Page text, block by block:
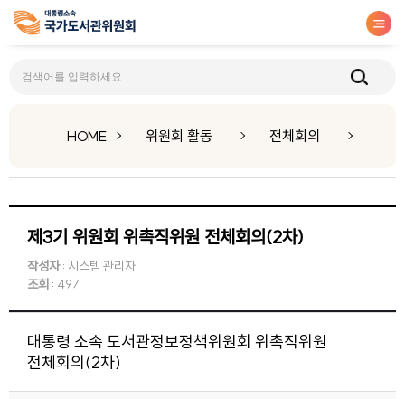
HOME 위원회 활동 전체회의
제3기 위원회 위촉직위원 전체회의(2차)
작성자: 시스템 관리자
조회 : 497
대통령 소속 도서관정보정책위원회 위촉직위원
전체회의(2차)